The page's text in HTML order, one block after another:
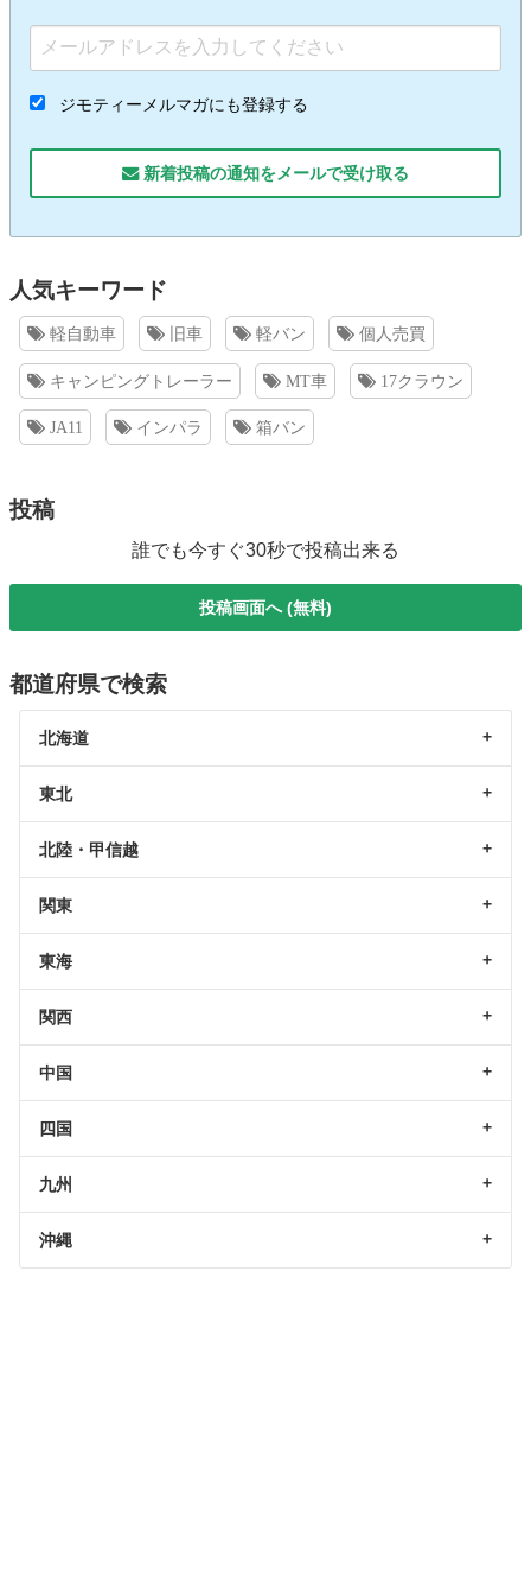
ジモティーメルマガにも登録する
新着投稿の通知をメールで受け取る
人気キーワード
軽自動車 旧車 軽バン 個人売買
キャンピングトレーラー MT車 17クラウン
JA11 インパラ 箱バン
投稿
誰でも今すぐ30秒で投稿出来る
投稿画面へ (無料)
都道府県で検索
北海道
東北
北陸・甲信越
関東
東海
関西
中国
四国
九州
沖縄